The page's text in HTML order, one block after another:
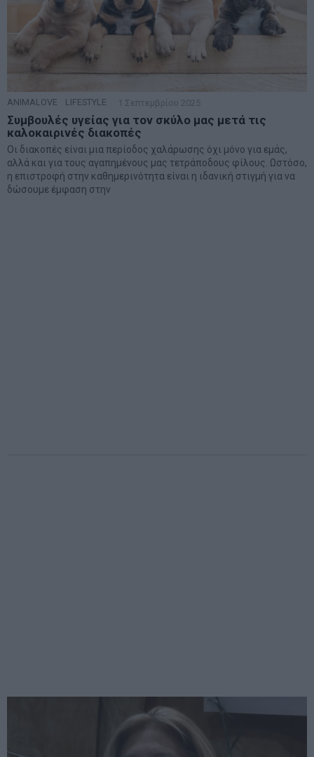
ANIMALOVE LIFESTYLE 1 Σεπτεμβρίου 2025
Συμβουλές υγείας για τον σκύλο μας μετά τις
καλοκαιρινές διακοπές
Οι διακοπές είναι μια περίοδος χαλάρωσης όχι μόνο για εμάς,
αλλά και για τους αγαπημένους μας τετράποδους φίλους. Ωστόσο,
η επιστροφή στην καθημερινότητα είναι η ιδανική στιγμή για να
δώσουμε έμφαση στην